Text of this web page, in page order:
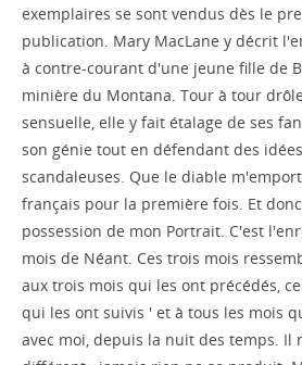
exemplaires se sont vendus dès le
publication. Mary MacLane y décrit
à contre-courant d'une jeune fille de
minière du Montana. Tour à tour
sensuelle, elle y fait étalage de ses
son génie tout en défendant des
scandaleuses. Que le diable
français pour la première fois. Et
possession de mon Portrait. C'est
mois de Néant. Ces trois mois
aux trois mois qui les ont précédés,
qui les ont suivis ' et à tous les mois
avec moi, depuis la nuit des temps. Il